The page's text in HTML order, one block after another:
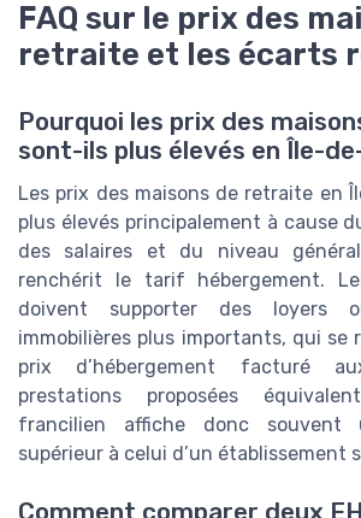
FAQ sur le prix des
retraite et les écarts
Pourquoi les prix des
sont-ils plus élevés en Île-
Les prix des maisons de retraite en
plus élevés principalement à cause
des salaires et du niveau
renchérit le tarif hébergement.
doivent supporter des loyers
immobilières plus importants, qui se
prix d’hébergement facturé
prestations proposées
francilien affiche donc
supérieur à celui d’un établissement